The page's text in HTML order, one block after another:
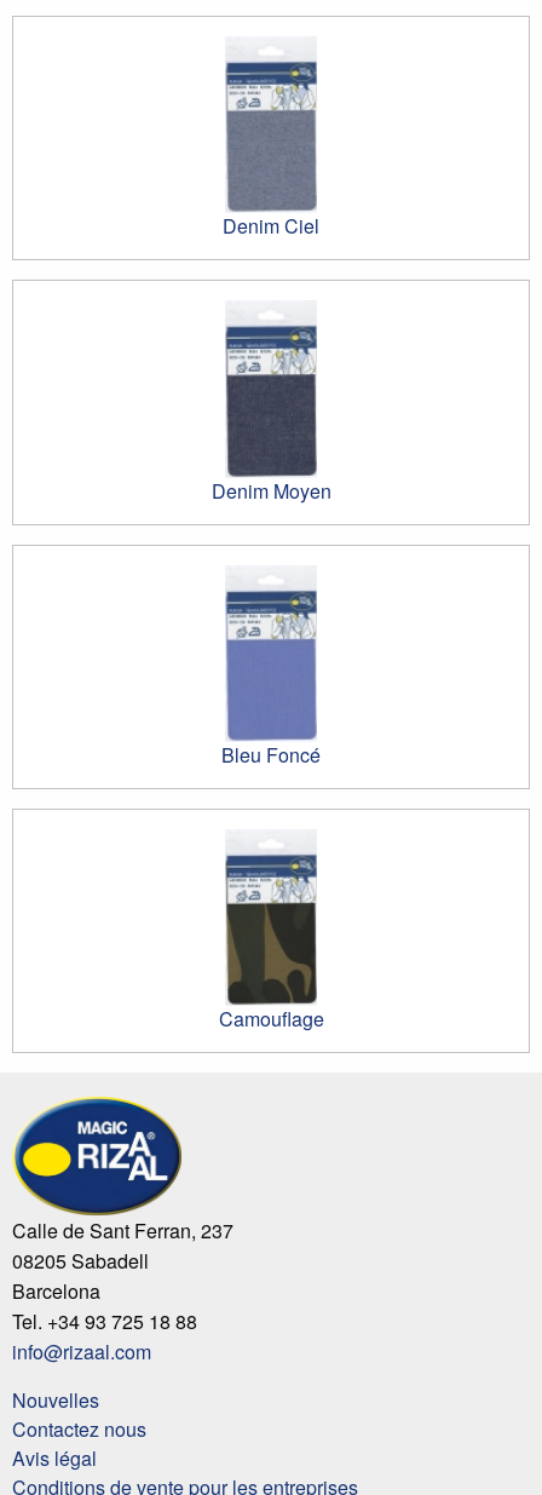
Denim Ciel
Denim Moyen
Bleu Foncé
Camouflage
Calle de Sant Ferran, 237
08205 Sabadell
Barcelona
Tel. +34 93 725 18 88
info@rizaal.com
Nouvelles
Contactez nous
Avis légal
Conditions de vente pour les entreprises